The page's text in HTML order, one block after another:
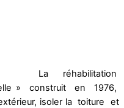
La réhabilitation
» construit en 1976,
isoler la toiture et